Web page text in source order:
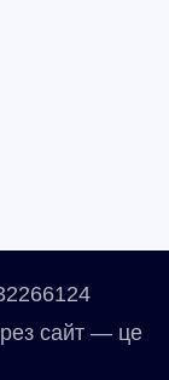
сайт — це